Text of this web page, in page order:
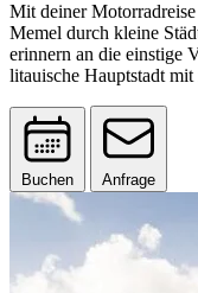
Mit deiner
Memel durch kleine
erinnern an die einstige
litauische Hauptstadt
Buchen Anfrage